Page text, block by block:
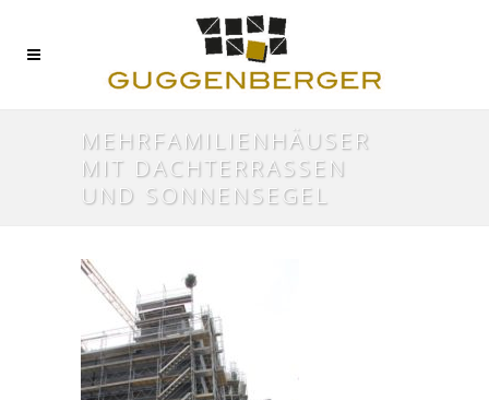
MEHRFAMILIENHÄUSER
MIT DACHTERRASSEN
UND SONNENSEGEL